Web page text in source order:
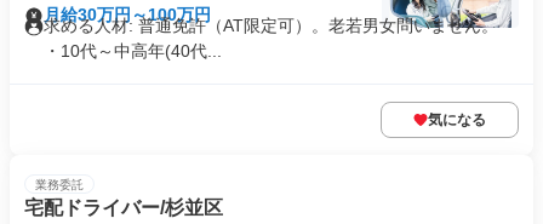
月給30万円～100万円
求める人材: 普通免許（AT限定可）。老若男女問いません。
・10代～中高年(40代...
気になる
業務委託
宅配ドライバー/杉並区